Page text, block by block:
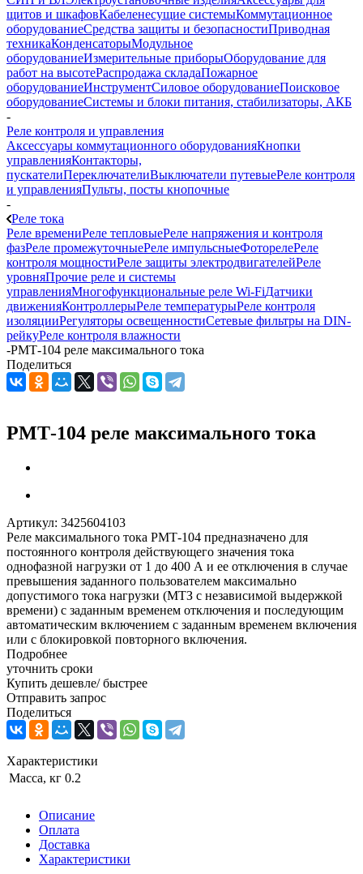
щитов и шкафовКабеленесущие системыКоммутационное
оборудованиеСредства защиты и безопасностиПриводная
техникаКонденсаторыМодульное
оборудованиеИзмерительные приборыОборудование для
работ на высотеРаспродажа складаПожарное
оборудованиеИнструментСиловое оборудованиеПоисковое
оборудованиеСистемы и блоки питания, стабилизаторы, АКБ
-
Реле контроля и управления
Аксессуары коммутационного оборудованияКнопки
управленияКонтакторы,
пускателиПереключателиВыключатели путевыеРеле контроля
и управленияПульты, посты кнопочные
-
Реле тока
Реле времениРеле тепловыеРеле напряжения и контроля
фазРеле промежуточныеРеле импульсныеФоторелеРеле
контроля мощностиРеле защиты электродвигателейРеле
уровняПрочие реле и системы
управленияМногофункциональные реле Wi-FiДатчики
движенияКонтроллерыРеле температурыРеле контроля
изоляцииРегуляторы освещенностиСетевые фильтры на DIN-
рейкуРеле контроля влажности
-РМТ-104 реле максимального тока
Поделиться
РМТ-104 реле максимального тока
Артикул: 3425604103
Реле максимального тока РМТ-104 предназначено для
постоянного контроля действующего значения тока
однофазной нагрузки от 1 до 400 А и ее отключения в случае
превышения заданного пользователем максимально
допустимого тока нагрузки (МТЗ с независимой выдержкой
времени) с заданным временем отключения и последующим
автоматическим включением с заданным временем включения
или с блокировкой повторного включения.
Подробнее
уточнить сроки
Купить дешевле/ быстрее
Отправить запрос
Поделиться
Характеристики
Масса, кг 0.2
Описание
Оплата
Доставка
Характеристики